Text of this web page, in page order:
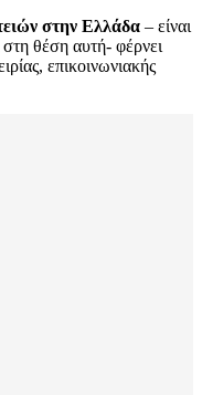
στην Ελλάδα – είναι
θέση αυτή- φέρνει
επικοινωνιακής